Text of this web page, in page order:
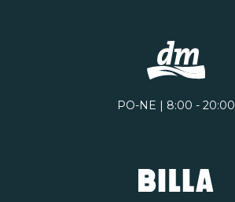
PO-NE | 8:00 - 20:00